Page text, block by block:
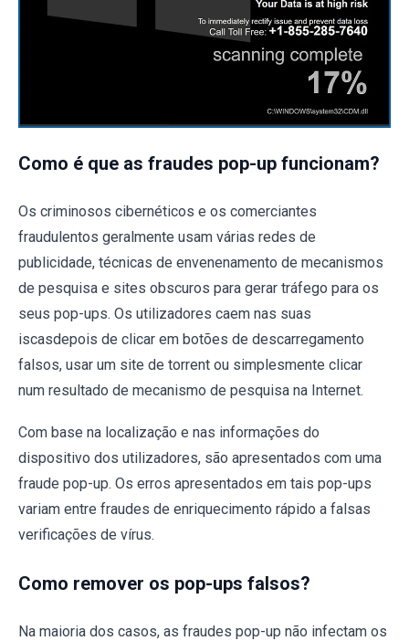
Como é que as fraudes pop-up funcionam?
Os criminosos cibernéticos e os comerciantes
fraudulentos geralmente usam várias redes de
publicidade, técnicas de envenenamento de mecanismos
de pesquisa e sites obscuros para gerar tráfego para os
seus pop-ups. Os utilizadores caem nas suas
iscasdepois de clicar em botões de descarregamento
falsos, usar um site de torrent ou simplesmente clicar
num resultado de mecanismo de pesquisa na Internet.
Com base na localização e nas informações do
dispositivo dos utilizadores, são apresentados com uma
fraude pop-up. Os erros apresentados em tais pop-ups
variam entre fraudes de enriquecimento rápido a falsas
verificações de vírus.
Como remover os pop-ups falsos?
Na maioria dos casos, as fraudes pop-up não infectam os